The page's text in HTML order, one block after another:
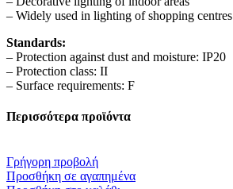
– Widely used in lighting of shopping centres
Standards:
– Protection against dust and moisture: IP20
– Protection class: II
– Surface requirements: F
Περισσότερα προϊόντα
Γρήγορη προβολή
Προσθήκη σε αγαπημένα